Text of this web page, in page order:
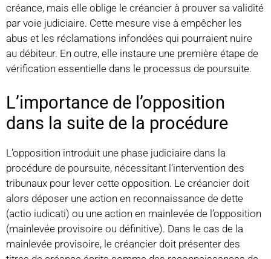
créance, mais elle oblige le créancier à prouver sa validité
par voie judiciaire. Cette mesure vise à empêcher les
abus et les réclamations infondées qui pourraient nuire
au débiteur. En outre, elle instaure une première étape de
vérification essentielle dans le processus de poursuite.
L’importance de l’opposition
dans la suite de la procédure
L’opposition introduit une phase judiciaire dans la
procédure de poursuite, nécessitant l’intervention des
tribunaux pour lever cette opposition. Le créancier doit
alors déposer une action en reconnaissance de dette
(actio iudicati) ou une action en mainlevée de l’opposition
(mainlevée provisoire ou définitive). Dans le cas de la
mainlevée provisoire, le créancier doit présenter des